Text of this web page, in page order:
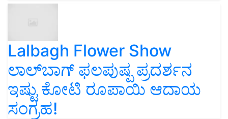
Lalbagh Flower Show
ಲಾಲ್‌ಬಾಗ್ ಫಲಪುಷ್ಪ ಪ್ರದರ್ಶನ
ಇಷ್ಟು ಕೋಟಿ ರೂಪಾಯಿ ಆದಾಯ
ಸಂಗ್ರಹ!